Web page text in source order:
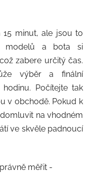
minut, ale jsou to
modelů a bota si
zabere určitý čas.
výběr a finální
Počítejte tak
v obchodě. Pokud k
na vhodném
ve skvěle padnoucí
měřit -